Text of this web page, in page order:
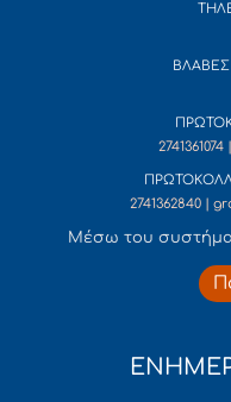
2741362840 |
Mέσω του